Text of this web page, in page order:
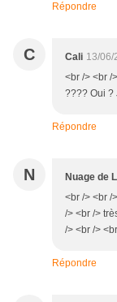
Répondre
C Cali 13/06/
<br /> <br /
???? Oui ?
Répondre
N Nuage de
<br /> <br /
/> <br />
/> <br />
Répondre